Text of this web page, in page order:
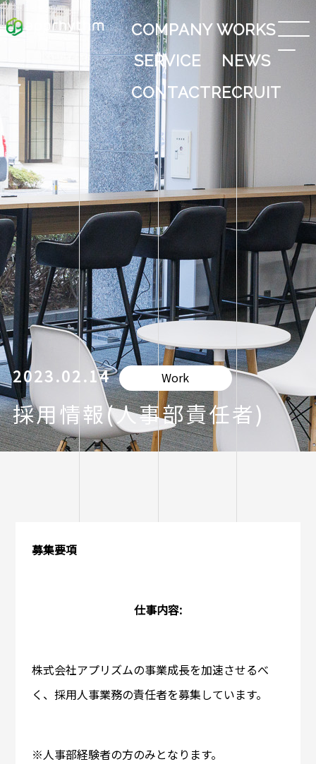
COMPANYWORKS
SERVICE
NEWS
CONTACTRECRUIT
2023.02.14 Work
採用情報(人事部責任者)
募集要項
仕事内容:
株式会社アプリズムの事業成長を加速させるべ
く、採用人事業務の責任者を募集しています。
※人事部経験者の方のみとなります。